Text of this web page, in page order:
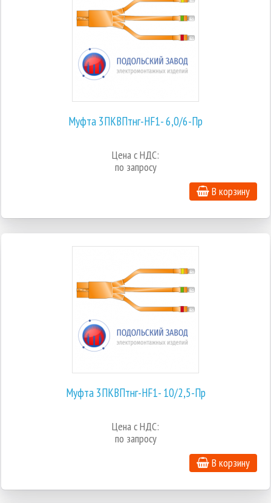
Муфта 3ПКВПтнг-HF1- 6,0/6-Пр
Цена с НДС:
по запросу
В корзину
Муфта 3ПКВПтнг-HF1- 10/2,5-Пр
Цена с НДС:
по запросу
В корзину